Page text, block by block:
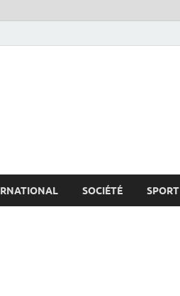
SOCIÉTÉ SPORT